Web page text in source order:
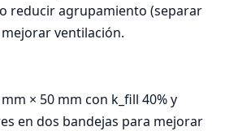
reducir agrupamiento (separar
ventilación.
× 50 mm con k_fill 40% y
en dos bandejas para mejorar